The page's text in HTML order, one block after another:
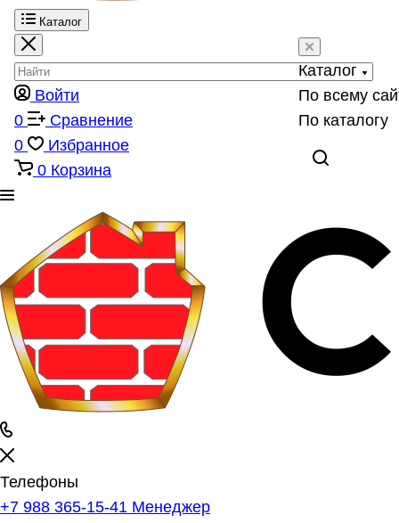
Каталог
Каталог
По всему
По каталогу
Войти
0
Сравнение
0
Избранное
0 Корзина
Телефоны
+7 988 365-15-41 Менеджер